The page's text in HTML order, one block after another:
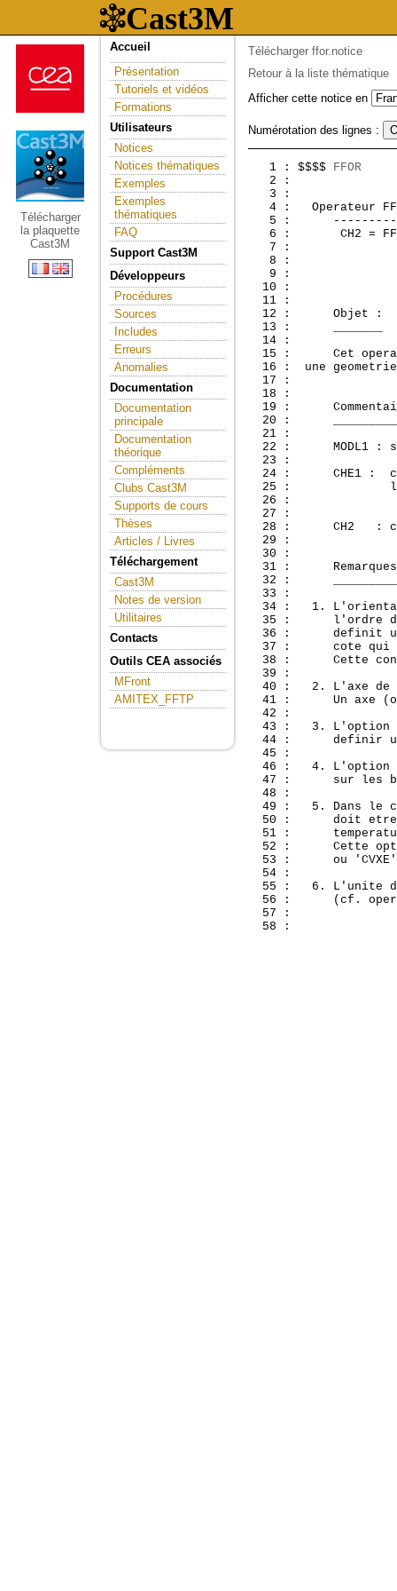
Télécharger
la plaquette
Cast3M
Accueil
Présentation
Tutoriels et vidéos
Formations
Utilisateurs
Notices
Notices thématiques
Exemples
Exemples
thématiques
FAQ
Support Cast3M
Développeurs
Procédures
Sources
Includes
Erreurs
Anomalies
Documentation
Documentation
principale
Documentation
théorique
Compléments
Clubs Cast3M
Supports de cours
Thèses
Articles / Livres
Téléchargement
Cast3M
Notes de version
Utilitaires
Contacts
Outils CEA associés
MFront
AMITEX_FFTP
Télécharger ffor.notice
Retour à la liste thématique
Afficher cette notice en
Numérotation des lignes :
   1 : $$$$
FFOR
2 :
   3 :
   4 :
5 :
6 :       CH2 =
   7 :
   8 :
   9 :
  11 :
12
13
  14 :
15 :      Cet
16 :  une
  17 :
  18 :
19 :
20 :
22 :      MODL1 :
  23 :
24 :      CHE1 :
25 :
  26 :
  27 :
28 :      CH2   :
29 :
31
32
34 :   1.
35 :      l'ordre
36 :      definit
37 :      cote qui
38 :      Cette
  39 :
40 :   2. L'axe de
41 :      Un axe
  42 :
43 :   3. L'option
44 :      definir
  45 :
46 :   4. L'option
47 :      sur les
  48 :
49 :   5. Dans le
50 :      doit
51 :
52 :      Cette
53 :      ou
  54 :
55 :   6. L'unite
56 :      (cf.
  57 :